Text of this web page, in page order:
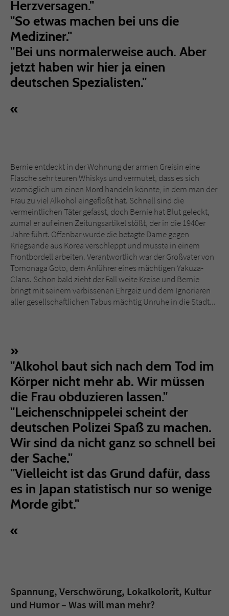
Herzversagen."
"So etwas machen bei uns die
Mediziner."
"Bei uns normalerweise auch. Aber
jetzt haben wir hier ja einen
deutschen Spezialisten."
Bernie entdeckt in der Wohnung der armen Greisin eine
Flasche sehr teuren Whiskys und vermutet, dass es sich
womöglich um einen Mord handeln könnte, in dem man der
Frau zu viel Alkohol eingeflößt hat. Schnell sind die
vermeintlichen Täter gefasst, doch Bernie hat Blut geleckt,
zumal er auf einen Zeitungsartikel stößt, der in die 1940er
Jahre führt. Offenbar wurde die betagte Dame gegen
Kriegsende aus Korea verschleppt und musste in einem
Frontbordell arbeiten. Verantwortlich war der Großvater von
Tomonaga Goto, dem Anführer eines mächtigen Yakuza-
Clans. Schon bald zieht der Fall weite Kreise und Bernie
bringt mit seinem verbissenen Ehrgeiz und dem Ignorieren
aller gesellschaftlichen Tabus mächtig Unruhe in die Stadt...
"Alkohol baut sich nach dem Tod im
Körper nicht mehr ab. Wir müssen
die Frau obduzieren lassen."
"Leichenschnippelei scheint der
deutschen Polizei Spaß zu machen.
Wir sind da nicht ganz so schnell bei
der Sache."
"Vielleicht ist das Grund dafür, dass
es in Japan statistisch nur so wenige
Morde gibt."
Spannung, Verschwörung, Lokalkolorit, Kultur
und Humor – Was will man mehr?